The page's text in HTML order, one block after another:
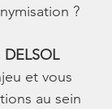
?
DELSOL
et vous
au sein